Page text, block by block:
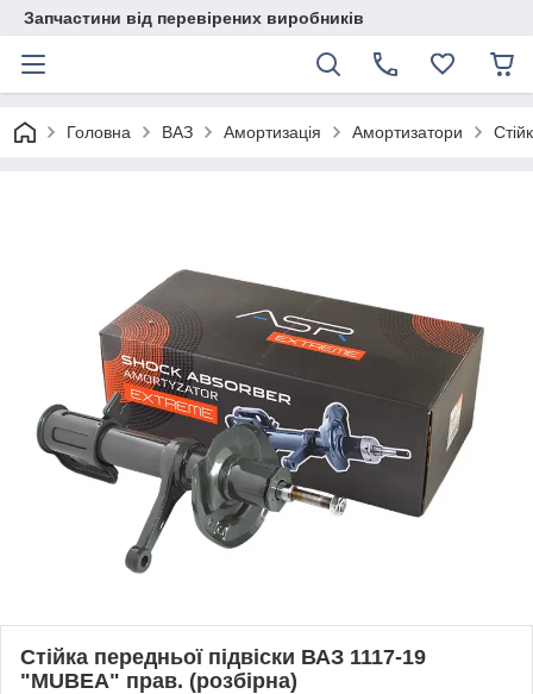
Запчастини від перевірених виробників
Головна ВАЗ Амортизація Амортизатори
Стійка передньої підвіски ВАЗ 1117-19
"MUBEA" прав. (розбірна)